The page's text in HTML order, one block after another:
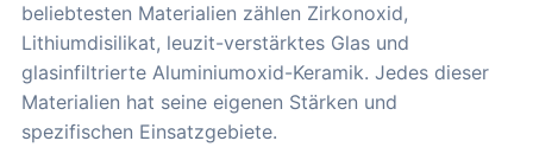
beliebtesten Materialien zählen Zirkonoxid,
Lithiumdisilikat, leuzit-verstärktes Glas und
glasinfiltrierte Aluminiumoxid-Keramik. Jedes dieser
Materialien hat seine eigenen Stärken und
spezifischen Einsatzgebiete.